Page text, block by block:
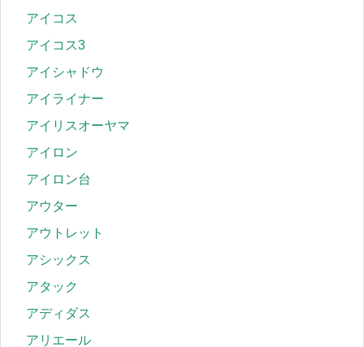
アイコス
アイコス3
アイシャドウ
アイライナー
アイリスオーヤマ
アイロン
アイロン台
アウター
アウトレット
アシックス
アタック
アディダス
アリエール